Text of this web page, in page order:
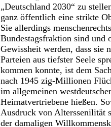
„Deutschland 2030“ zu
ganz öffentlich eine strikte
Sie allerdings
Bundestagsfraktion sind und
Gewissheit werden, dass sie
Parteien aus tiefster Seele
kommen konnte, ist dem
nach 1945 zig-Millionen
im allgemeinen
Heimatvertriebene hießen.
Ausdruck von Alterssenilität
der damaligen